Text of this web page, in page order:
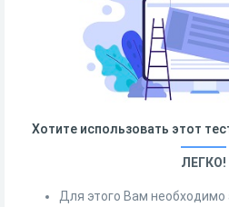
Хотите использовать этот
ЛЕГКО!
Для этого Вам необходимо